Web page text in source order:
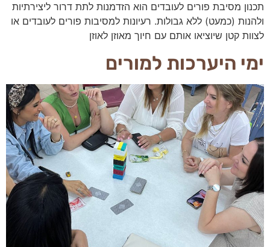
תכנון מסיבת פורים לעובדים הוא הזדמנות לתת דרור ליצירתיות
ולהנות (כמעט) ללא גבולות. רעיונות למסיבות פורים לעובדים או
לצוות קטן שיוציאו אותם עם חיוך מאוזן לאוזן
ימי היערכות למורים
אי
אפשר
לכבות,
חיוניות
בשביל
שהאתר
יעבוד
כמו
שצריך.
סטטיסטיקה
ואנליזות
כדי שנוכל
להמשיך
ולשפר את
האתר שלנו,
אנחנו
משתמשים